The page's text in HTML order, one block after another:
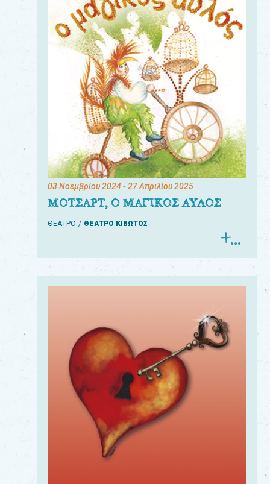
03 Νοεμβρίου 2024- 27 Απριλίου 2025
ΜΟΤΣΑΡΤ, Ο ΜΑΓΙΚΟΣ ΑΥΛΟΣ
ΘΕΑΤΡΟ ΘΕΑΤΡΟ ΚΙΒΩΤΟΣ